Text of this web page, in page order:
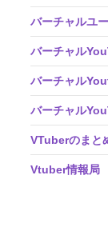
バーチャルユ
バーチャル
バーチャル
バーチャル
VTuberのまと
Vtuber情報局